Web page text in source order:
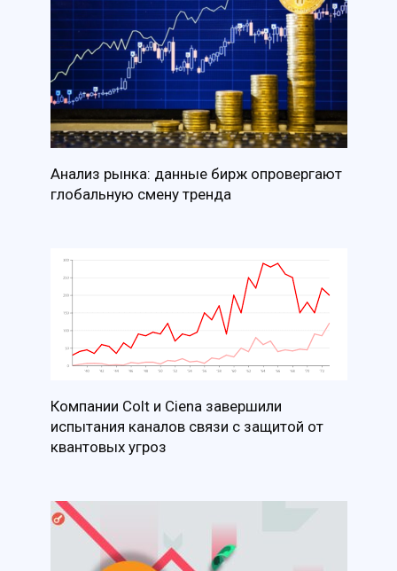
Анализ рынка: данные бирж опровергают
глобальную смену тренда
Компании Colt и Ciena завершили
испытания каналов связи с защитой от
квантовых угроз